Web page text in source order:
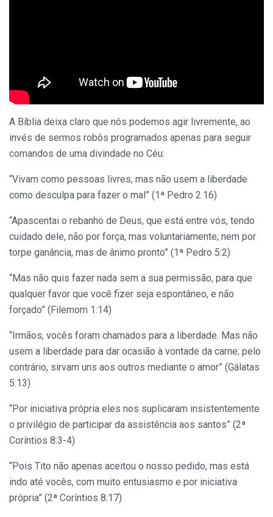
A Bíblia deixa claro que nós podemos agir livremente, ao
invés de sermos robôs programados apenas para seguir
comandos de uma divindade no Céu:
“Vivam como pessoas livres, mas não usem a liberdade
como desculpa para fazer o mal” (1ª Pedro 2.16)
“Apascentai o rebanho de Deus, que está entre vós, tendo
cuidado dele, não por força, mas voluntariamente; nem por
torpe ganância, mas de ânimo pronto” (1ª Pedro 5:2)
“Mas não quis fazer nada sem a sua permissão, para que
qualquer favor que você fizer seja espontâneo, e não
forçado” (Filemom 1:14)
“Irmãos, vocês foram chamados para a liberdade. Mas não
usem a liberdade para dar ocasião à vontade da carne; pelo
contrário, sirvam uns aos outros mediante o amor” (Gálatas
5:13)
“Por iniciativa própria eles nos suplicaram insistentemente
o privilégio de participar da assistência aos santos” (2ª
Coríntios 8:3-4)
“Pois Tito não apenas aceitou o nosso pedido, mas está
indo até vocês, com muito entusiasmo e por iniciativa
própria” (2ª Coríntios 8:17)